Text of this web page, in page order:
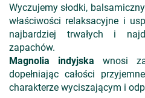
Wyczujemy słodki,
właściwości relaksacyjne i
najbardziej trwałych i
zapachów.
Magnolia indyjska wnosi
dopełniając całości
charakterze wyciszającym i